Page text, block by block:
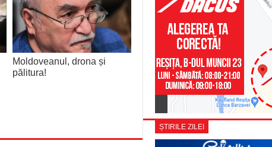
Moldoveanul, drona și
pălitura!
ȘTIRILE ZILEI